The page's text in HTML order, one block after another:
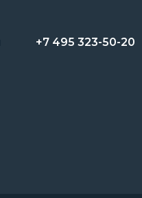
+7 495 323-50-20